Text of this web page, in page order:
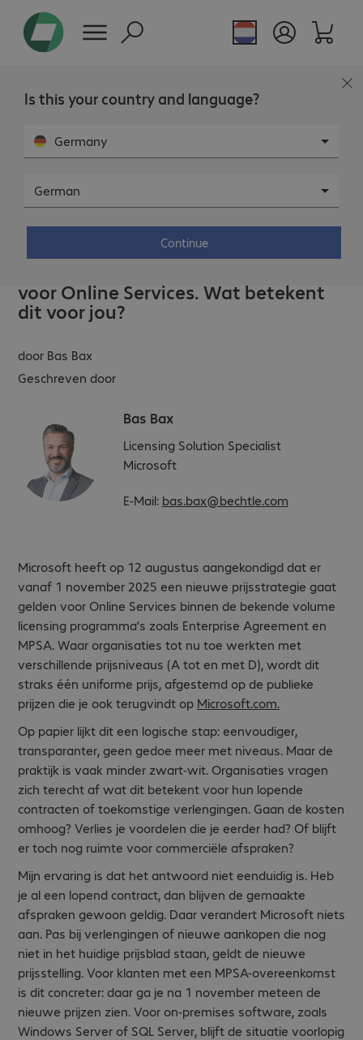
Is this your country and language?
Germany
German
Continue
MICROSOFT - 29 AUG 2025
voor Online Services. Wat betekent
dit voor jou?
door Bas Bax
Geschreven door
Bas Bax
Licensing Solution Specialist
Microsoft
E-Mail: bas.bax@bechtle.com
Microsoft heeft op 12 augustus aangekondigd dat er
vanaf 1 november 2025 een nieuwe prijsstrategie gaat
gelden voor Online Services binnen de bekende volume
licensing programma’s zoals Enterprise Agreement en
MPSA. Waar organisaties tot nu toe werkten met
verschillende prijsniveaus (A tot en met D), wordt dit
straks één uniforme prijs, afgestemd op de publieke
prijzen die je ook terugvindt op Microsoft.com.
Op papier lijkt dit een logische stap: eenvoudiger,
transparanter, geen gedoe meer met niveaus. Maar de
praktijk is vaak minder zwart-wit. Organisaties vragen
zich terecht af wat dit betekent voor hun lopende
contracten of toekomstige verlengingen. Gaan de kosten
omhoog? Verlies je voordelen die je eerder had? Of blijft
er toch nog ruimte voor commerciële afspraken?
Mijn ervaring is dat het antwoord niet eenduidig is. Heb
je al een lopend contract, dan blijven de gemaakte
afspraken gewoon geldig. Daar verandert Microsoft niets
aan. Pas bij verlengingen of nieuwe aankopen die nog
niet in het huidige prijsblad staan, geldt de nieuwe
prijsstelling. Voor klanten met een MPSA-overeenkomst
is dit concreter: daar ga je na 1 november meteen de
nieuwe prijzen zien. Voor on-premises software, zoals
Windows Server of SQL Server, blijft de situatie voorlopig